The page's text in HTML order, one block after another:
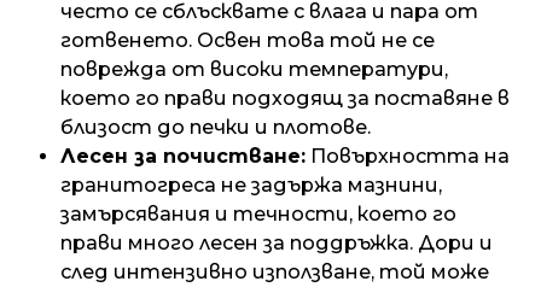
често се сблъсквате с влага и пара от
готвенето. Освен това той не се
поврежда от високи температури,
което го прави подходящ за поставяне в
близост до печки и плотове.
Лесен за почистване: Повърхността на
гранитогреса не задържа мазнини,
замърсявания и течности, което го
прави много лесен за поддръжка. Дори и
след интензивно използване, той може